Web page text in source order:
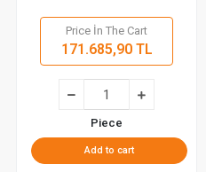
Price İn The Cart
171.685,90 TL
Piece
Add to cart